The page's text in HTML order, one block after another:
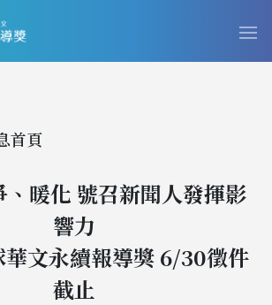
首頁
暖化 號召新聞人發揮影
響力
華文永續報導獎 6/30徵件
截止